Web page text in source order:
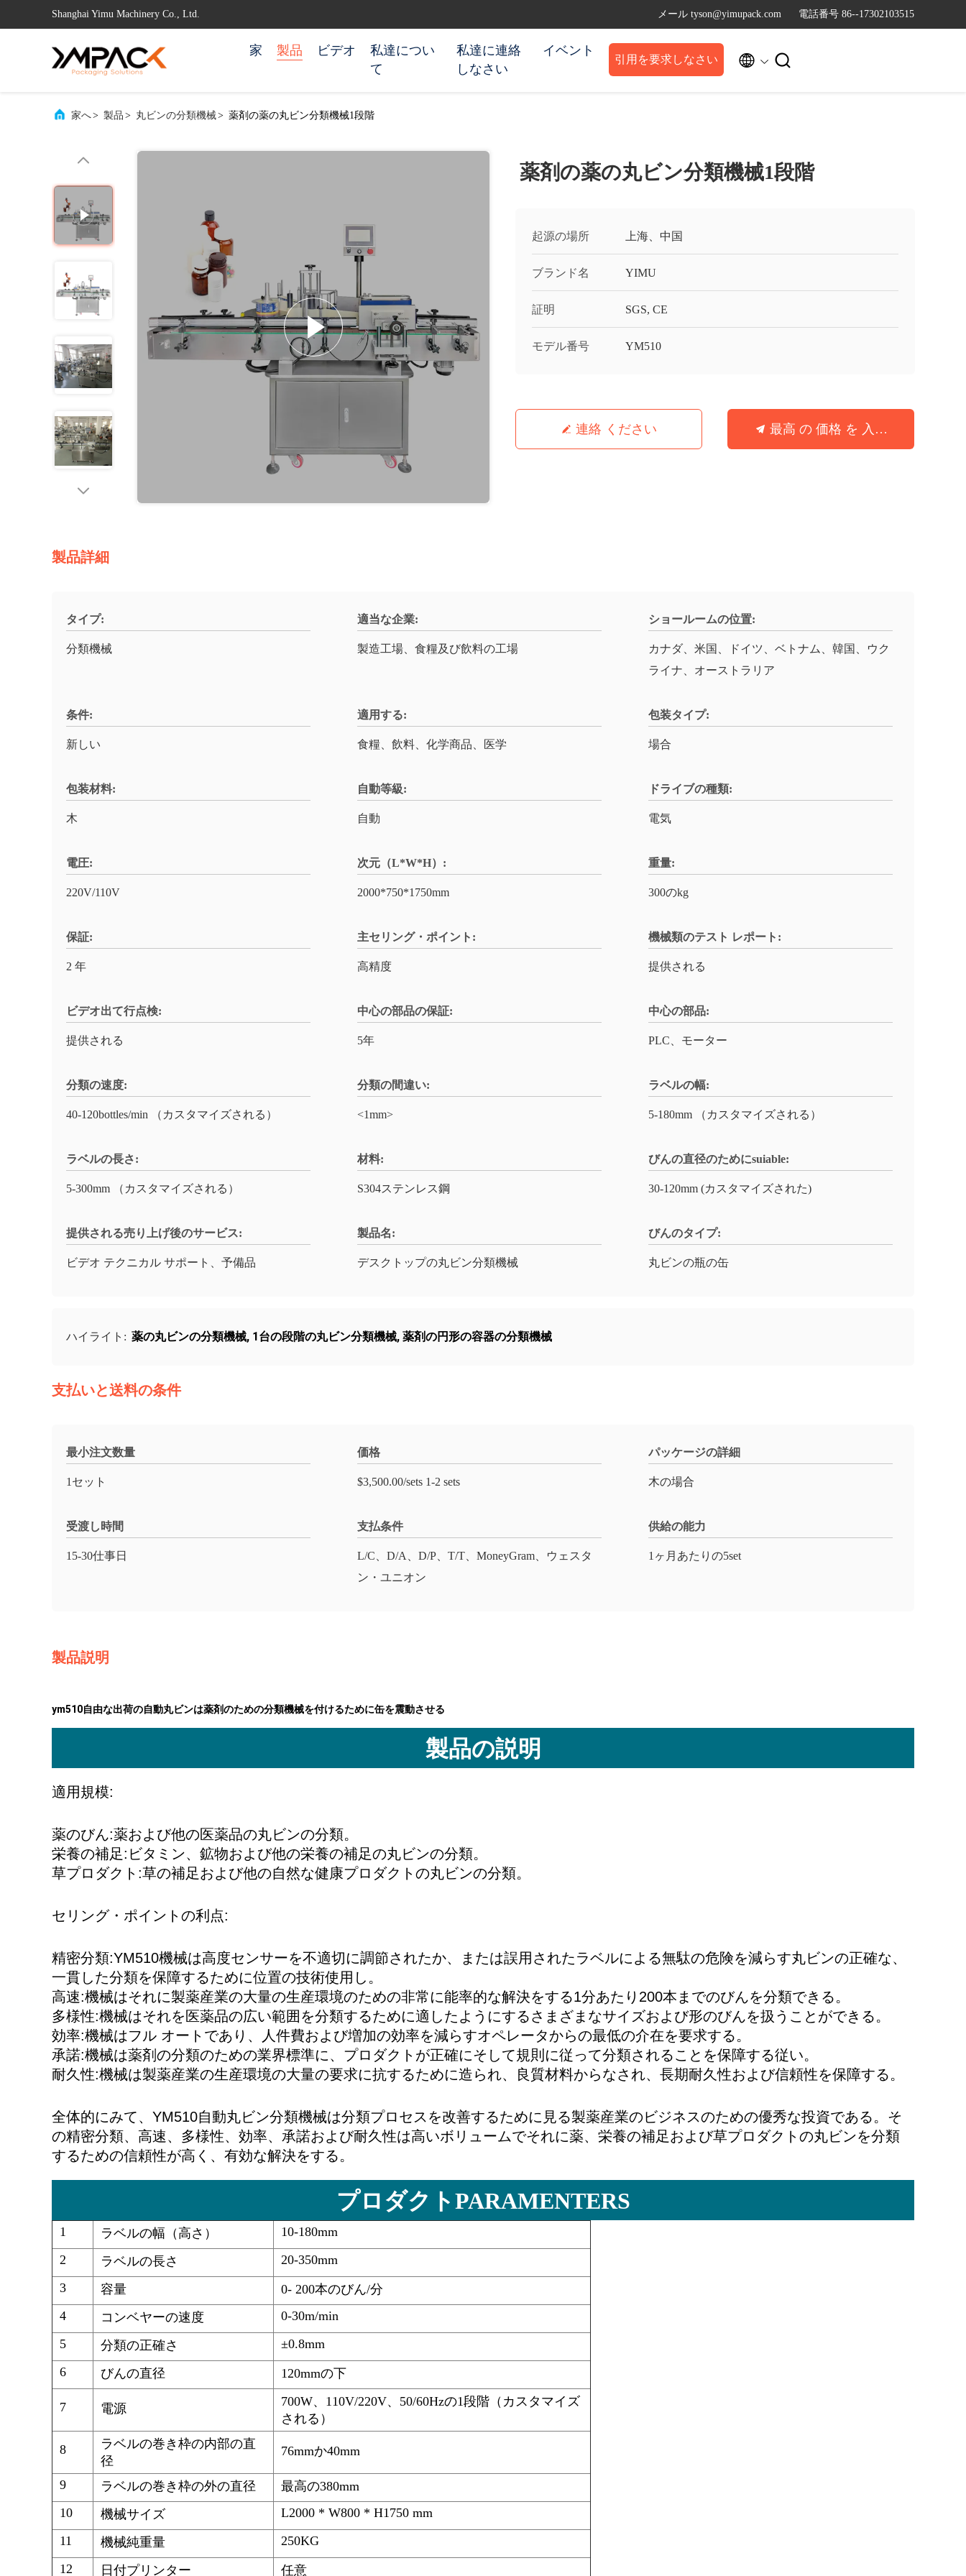
Shanghai Yimu Machinery Co., Ltd. メール tyson@yimupack.com 電話番号 86--17302103515
家 製品 ビデオ
私達につい
て
私達に連絡
しなさい
イベント
引用を要求しなさい  
家へ> 製品 > 丸ビンの分類機械> 薬剤の薬の丸ビン分類機械1段階
薬剤の薬の丸ビン分類機械1段階
起源の場所 上海、中国
ブランド名 YIMU
証明 SGS, CE
モデル番号 YM510
連絡 ください 最高 の 価格 を 入手 する
製品詳細
タイプ:
分類機械
適当な企業:
製造工場、食糧及び飲料の工場
ショールームの位置:
カナダ、米国、ドイツ、ベトナム、韓国、ウク
ライナ、オーストラリア
条件:
新しい
適用する:
食糧、飲料、化学商品、医学
包装タイプ:
場合
包装材料:
木
自動等級:
自動
ドライブの種類:
電気
電圧:
220V/110V
次元（L*W*H）:
2000*750*1750mm
重量:
300のkg
保証:
2 年
主セリング・ポイント:
高精度
機械類のテスト レポート:
提供される
ビデオ出て行点検:
提供される
中心の部品の保証:
5年
中心の部品:
PLC、モーター
分類の速度:
40-120bottles/min （カスタマイズされる）
分類の間違い:
<1mm>
ラベルの幅:
5-180mm （カスタマイズされる）
ラベルの長さ:
5-300mm （カスタマイズされる）
材料:
S304ステンレス鋼
びんの直径のためにsuiable:
30-120mm (カスタマイズされた)
提供される売り上げ後のサービス:
ビデオ テクニカル サポート、予備品
製品名:
デスクトップの丸ビン分類機械
びんのタイプ:
丸ビンの瓶の缶
ハイライト: 薬の丸ビンの分類機械, 1台の段階の丸ビン分類機械, 薬剤の円形の容器の分類機械
支払いと送料の条件
最小注文数量
1セット
価格
$3,500.00/sets 1-2 sets
パッケージの詳細
木の場合
受渡し時間
15-30仕事日
支払条件
L/C、D/A、D/P、T/T、MoneyGram、ウェスタ
ン・ユニオン
供給の能力
1ヶ月あたりの5set
製品説明
ym510自由な出荷の自動丸ビンは薬剤のための分類機械を付けるために缶を震動させる
製品の説明
適用規模:
薬のびん:薬および他の医薬品の丸ビンの分類。
栄養の補足:ビタミン、鉱物および他の栄養の補足の丸ビンの分類。
草プロダクト:草の補足および他の自然な健康プロダクトの丸ビンの分類。
セリング・ポイントの利点:
精密分類:YM510機械は高度センサーを不適切に調節されたか、または誤用されたラベルによる無駄の危険を減らす丸ビンの正確な、
一貫した分類を保障するために位置の技術使用し。
高速:機械はそれに製薬産業の大量の生産環境のための非常に能率的な解決をする1分あたり200本までのびんを分類できる。
多様性:機械はそれを医薬品の広い範囲を分類するために適したようにするさまざまなサイズおよび形のびんを扱うことができる。
効率:機械はフル オートであり、人件費および増加の効率を減らすオペレータからの最低の介在を要求する。
承諾:機械は薬剤の分類のための業界標準に、プロダクトが正確にそして規則に従って分類されることを保障する従い。
耐久性:機械は製薬産業の生産環境の大量の要求に抗するために造られ、良質材料からなされ、長期耐久性および信頼性を保障する。
全体的にみて、YM510自動丸ビン分類機械は分類プロセスを改善するために見る製薬産業のビジネスのための優秀な投資である。そ
の精密分類、高速、多様性、効率、承諾および耐久性は高いボリュームでそれに薬、栄養の補足および草プロダクトの丸ビンを分類
するための信頼性が高く、有効な解決をする。
プロダクトPARAMENTERS
1 ラベルの幅（高さ）
10-180mm
2
ラベルの長さ
20-350mm
3
容量
0- 200本のびん/分
4
コンベヤーの速度
0-30m/min
5
分類の正確さ
±0.8mm
6
びんの直径 120mmの下
7 電源
700W、110V/220V、50/60Hzの1段階（カスタマイズ
される）
8
ラベルの巻き枠の内部の直
径
76mmか40mm
9 ラベルの巻き枠の外の直径
最高の380mm
10
機械サイズ
L2000 * W800 * H1750 mm
11
機械純重量
250KG
12
日付プリンター 任意